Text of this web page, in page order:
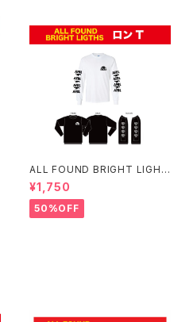
ALL FOUND BRIGHT LIGHT
S AFBL 恐竜ロンT
¥1,750
50%OFF